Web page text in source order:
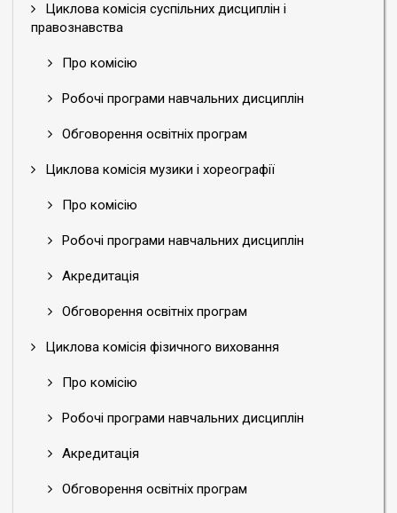
Циклова комісія суспільних дисциплін і
правознавства
Про комісію
Робочі програми навчальних дисциплін
Обговорення освітніх програм
Циклова комісія музики і хореографії
Про комісію
Робочі програми навчальних дисциплін
Акредитація
Обговорення освітніх програм
Циклова комісія фізичного виховання
Про комісію
Робочі програми навчальних дисциплін
Акредитація
Обговорення освітніх програм